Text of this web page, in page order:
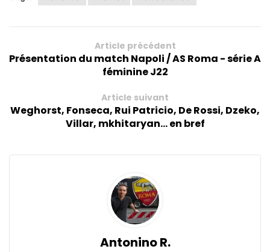
Article précédent
Présentation du match Napoli / AS Roma - série A
féminine J22
Article suivant
Weghorst, Fonseca, Rui Patricio, De Rossi, Dzeko,
Villar, mkhitaryan... en bref
Antonino R.